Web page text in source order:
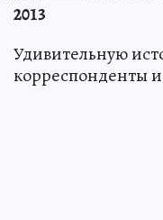
2013
Удивительную
корреспонденты